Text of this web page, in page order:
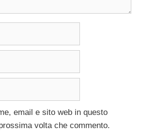
email e sito web in questo
volta che commento.